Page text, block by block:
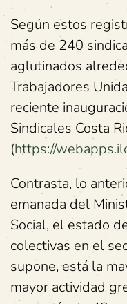
Según estos
más de 240
aglutinados
Trabajadores
reciente
Sindicales Costa
(https://
Contrasta, lo
emanada del
Social, el estado
colectivas en el
supone, está la
mayor actividad